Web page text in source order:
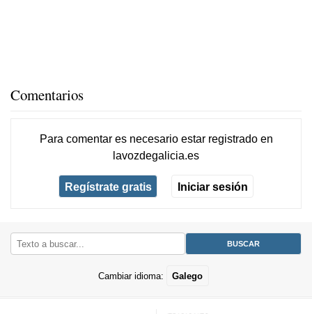
Comentarios
Para comentar es necesario estar registradoen
lavozdegalicia.es
Regístrate gratis Iniciar sesión
Cambiar idioma: Galego